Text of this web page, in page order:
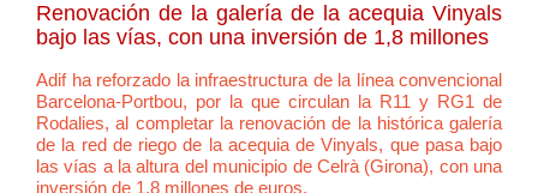
Renovación de la galería de la acequia Vinyals
bajo las vías, con una inversión de 1,8 millones
Adif ha reforzado la infraestructura de la línea convencional
Barcelona-Portbou, por la que circulan la R11 y RG1 de
Rodalies, al completar la renovación de la histórica galería
de la red de riego de la acequia de Vinyals, que pasa bajo
las vías a la altura del municipio de Celrà (Girona), con una
inversión de 1,8 millones de euros.